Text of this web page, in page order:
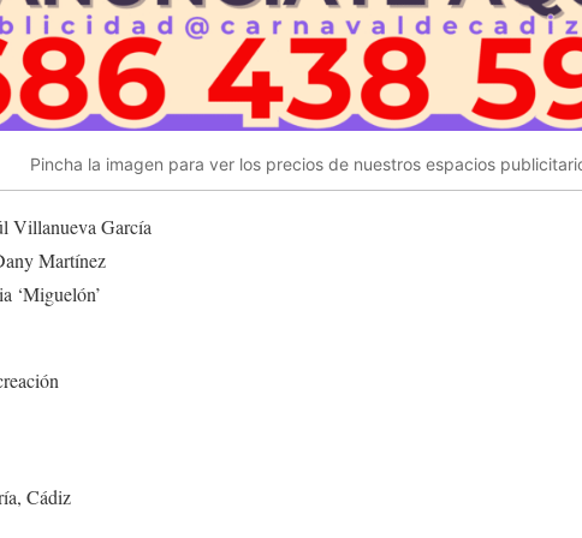
Pincha la imagen para ver los precios de nuestros espacios
Villanueva García
Martínez
‘Miguelón’
Cádiz